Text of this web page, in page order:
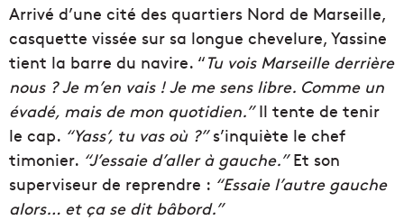
Arrivé d’une cité des quartiers Nord de Marseille,
casquette vissée sur sa longue chevelure, Yassine
tient la barre du navire. “Tu vois Marseille derrière
nous ? Je m’en vais ! Je me sens libre. Comme un
évadé, mais de mon quotidien.”Il tente de tenir
le cap. “Yass’, tu vas où ?”s’inquiète le chef
timonier. “J’essaie d’aller à gauche.”Et son
superviseur de reprendre : “Essaie l’autre gauche
alors… et ça se dit bâbord.”